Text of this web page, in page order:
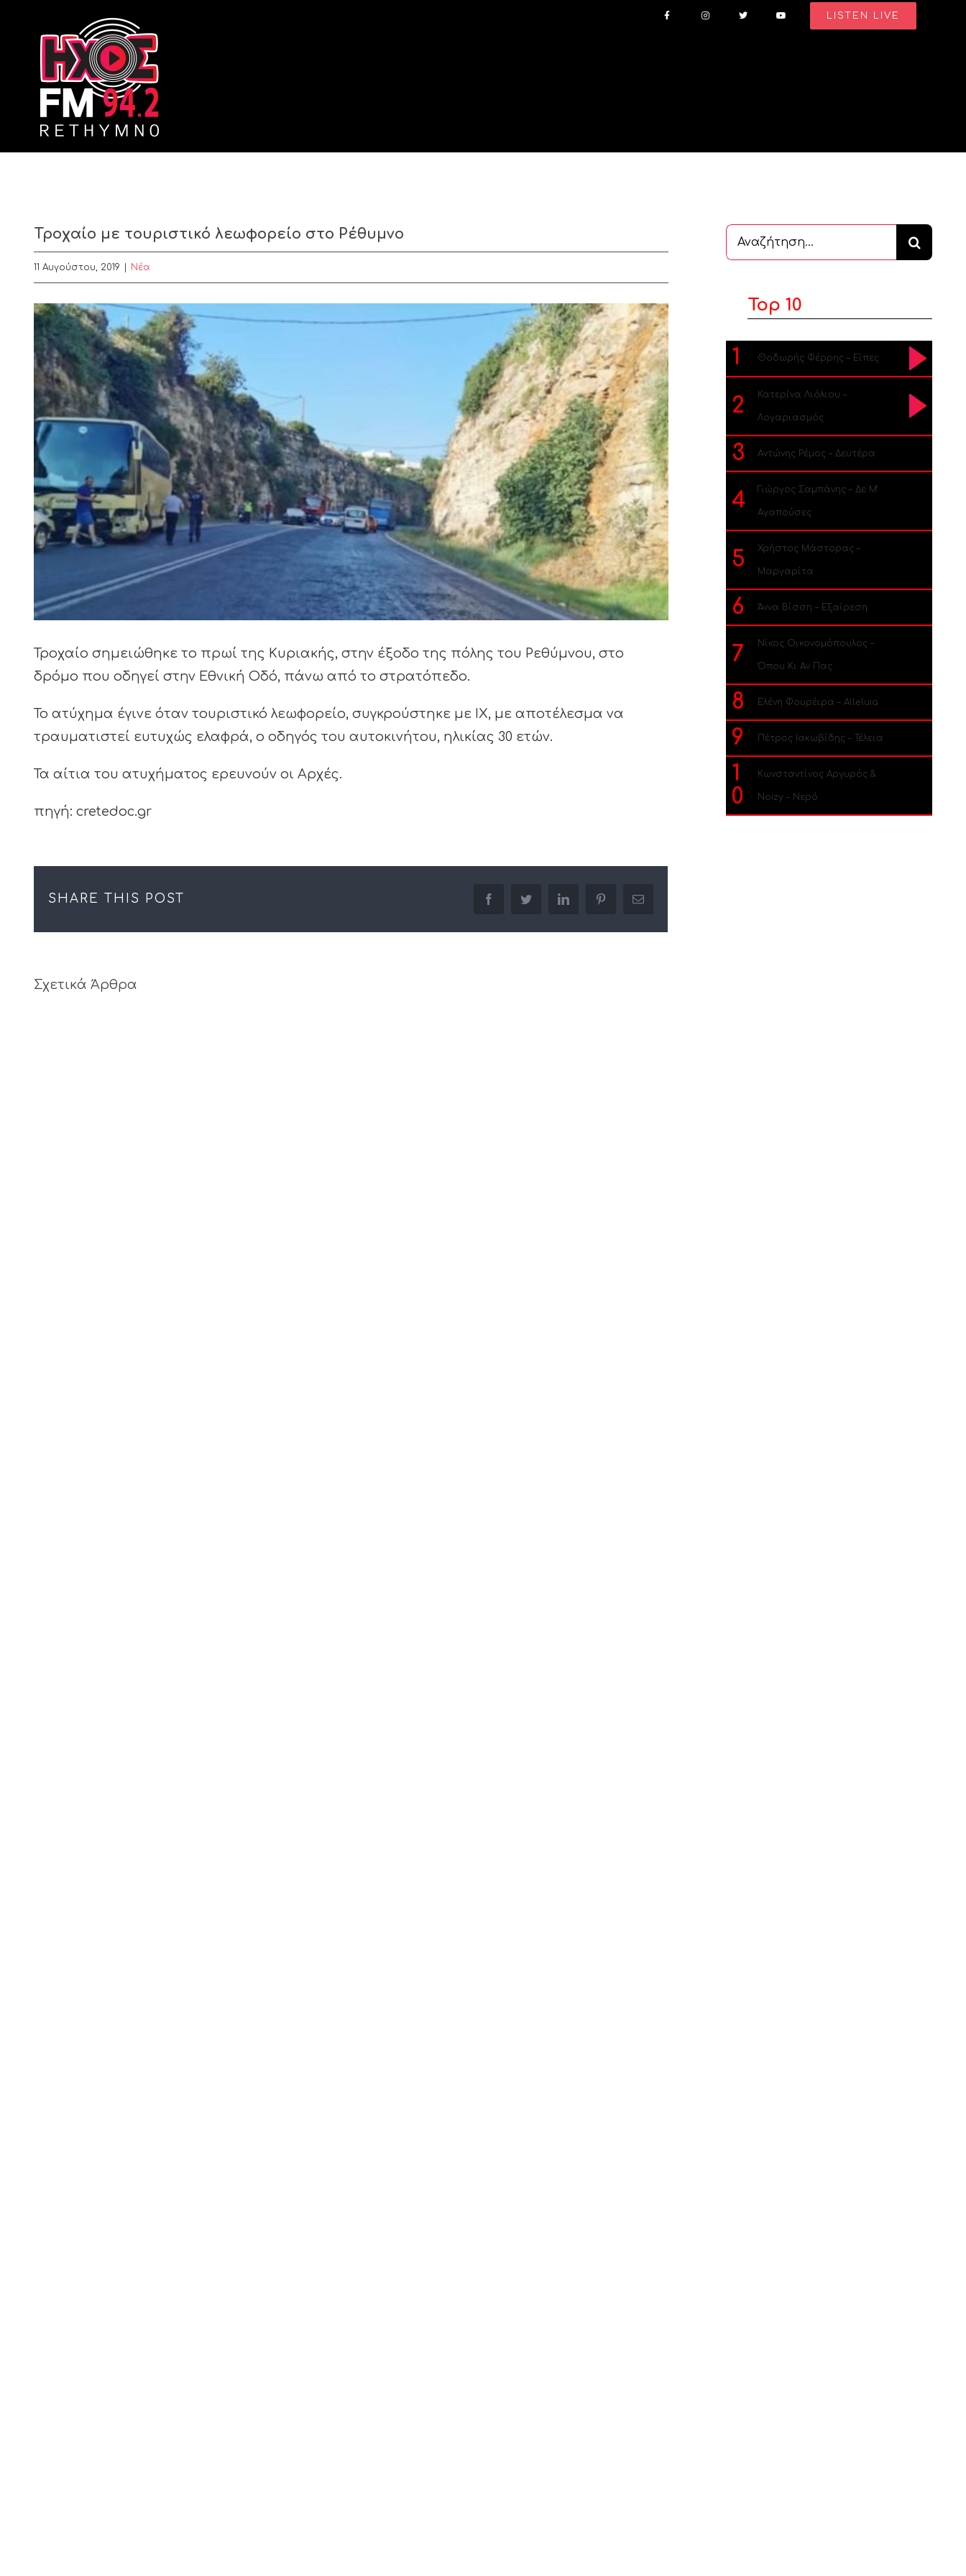
LISTEN LIVE
Τροχαίο με τουριστικό λεωφορείο στο Ρέθυμνο
11 Αυγούστου, 2019 Nέα
View
Larger
Image
Τροχαίο σημειώθηκε το πρωί της Κυριακής, στην έξοδο της πόλης του Ρεθύμνου, στο
δρόμο που οδηγεί στην Εθνική Οδό, πάνω από το στρατόπεδο.
Το ατύχημα έγινε όταν τουριστικό λεωφορείο, συγκρούστηκε με ΙΧ, με αποτέλεσμα να
τραυματιστεί ευτυχώς ελαφρά, ο οδηγός του αυτοκινήτου, ηλικίας 30 ετών.
Τα αίτια του ατυχήματος ερευνούν οι Αρχές.
πηγή: cretedoc.gr
SHARE THIS POST facebooktwitter linkedin pinterestEmail
Σχετικά Άρθρα
Αναζήτηση
...
Top 10
1 Θοδωρής Φέρρης – Είπες
2 Κατερίνα Λιόλιου –
Λογαριασμός
3 Αντώνης Ρέμος – Δευτέρα
4 Γιώργος Σαμπάνης – Δε Μ’
Αγαπούσες
5 Χρήστος Μάστορας –
Μαργαρίτα
6 Άννα Βίσση – Εξαίρεση
7 Νίκος Οικονομόπουλος –
Όπου Κι Αν Πας
8 Ελένη Φουρέιρα – Alleluia
9 Πέτρος Ιακωβίδης – Τέλεια
1
0
Κωνσταντίνος Αργυρός &
Noizy – Νερό